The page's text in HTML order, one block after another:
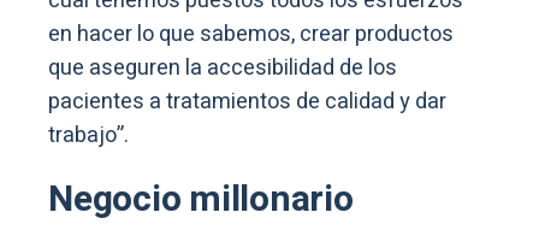
en hacer lo que sabemos, crear productos
que aseguren la accesibilidad de los
pacientes a tratamientos de calidad y dar
trabajo”.
Negocio millonario